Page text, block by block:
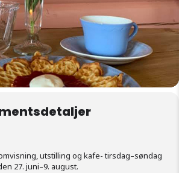
utstilling og kafe- tirsdag–søndag
27. juni–9. august.